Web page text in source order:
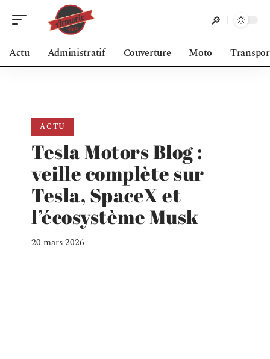
Actu Administratif Couverture Moto
ACTU
Tesla Motors Blog :
veille complète sur
Tesla, SpaceX et
l’écosystème Musk
20 mars 2026